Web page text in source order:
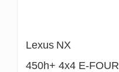
Lexus NX
450h+ 4x4 E-FOUR